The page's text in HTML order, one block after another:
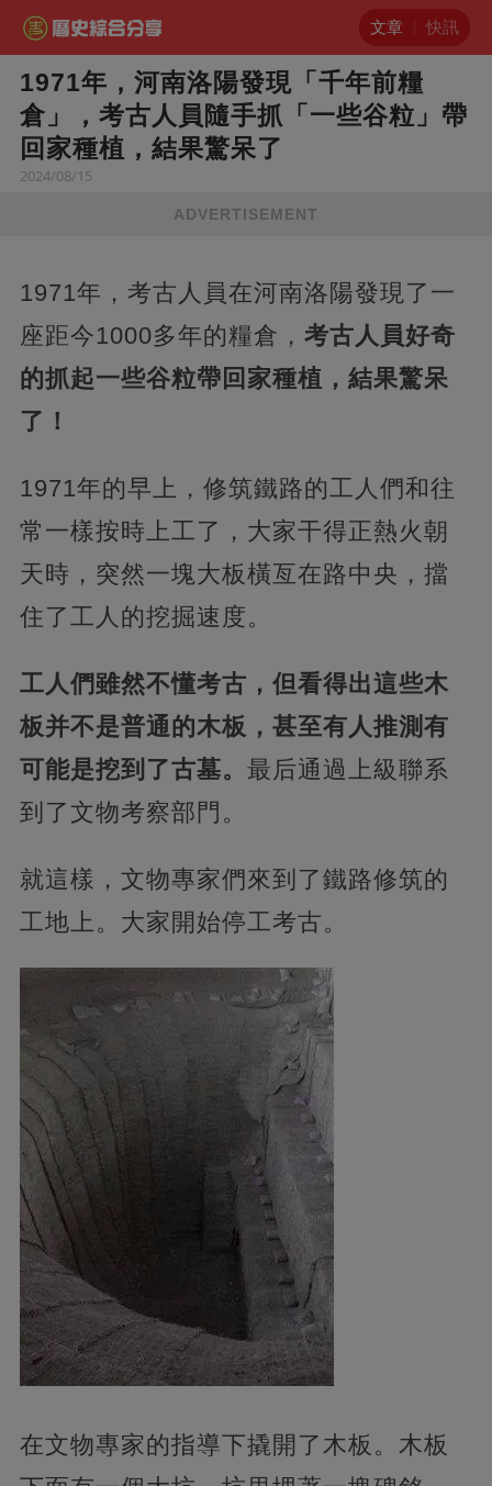
文章 快訊
1971年，河南洛陽發現「千年前糧
倉」，考古人員隨手抓「一些谷粒」帶
回家種植，結果驚呆了
2024/08/15
ADVERTISEMENT
1971年，考古人員在河南洛陽發現了一
座距今1000多年的糧倉， 考古人員好奇
的抓起一些谷粒帶回家種植，結果驚呆
了！
1971年的早上，修筑鐵路的工人們和往
常一樣按時上工了，大家干得正熱火朝
天時，突然一塊大板橫亙在路中央，擋
住了工人的挖掘速度。
工人們雖然不懂考古，但看得出這些木
板并不是普通的木板，甚至有人推測有
可能是挖到了古墓。 最后通過上級聯系
到了文物考察部門。
就這樣，文物專家們來到了鐵路修筑的
工地上。大家開始停工考古。
在文物專家的指導下撬開了木板。木板